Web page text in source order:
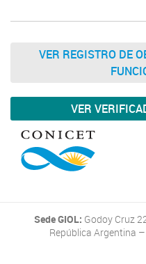
VER REGISTRO DE
VER
Sede GIOL: Godoy Cruz
República Argentina –